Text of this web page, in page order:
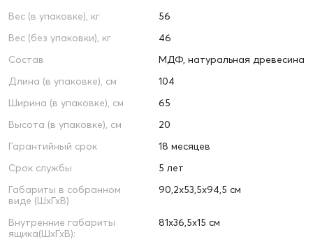
Вес (в упаковке), кг
56
Вес (без упаковки), кг
46
Состав
МДФ, натуральная древесина
Длина (в упаковке), см
104
Ширина (в упаковке), см
65
Высота (в упаковке), см
20
Гарантийный срок
18 месяцев
Срок службы
5 лет
Габариты в собранном
виде (ШхГхВ)
90,2х53,5х94,5 см
Внутренние габариты
ящика(ШхГхВ):
81х36,5х15 см